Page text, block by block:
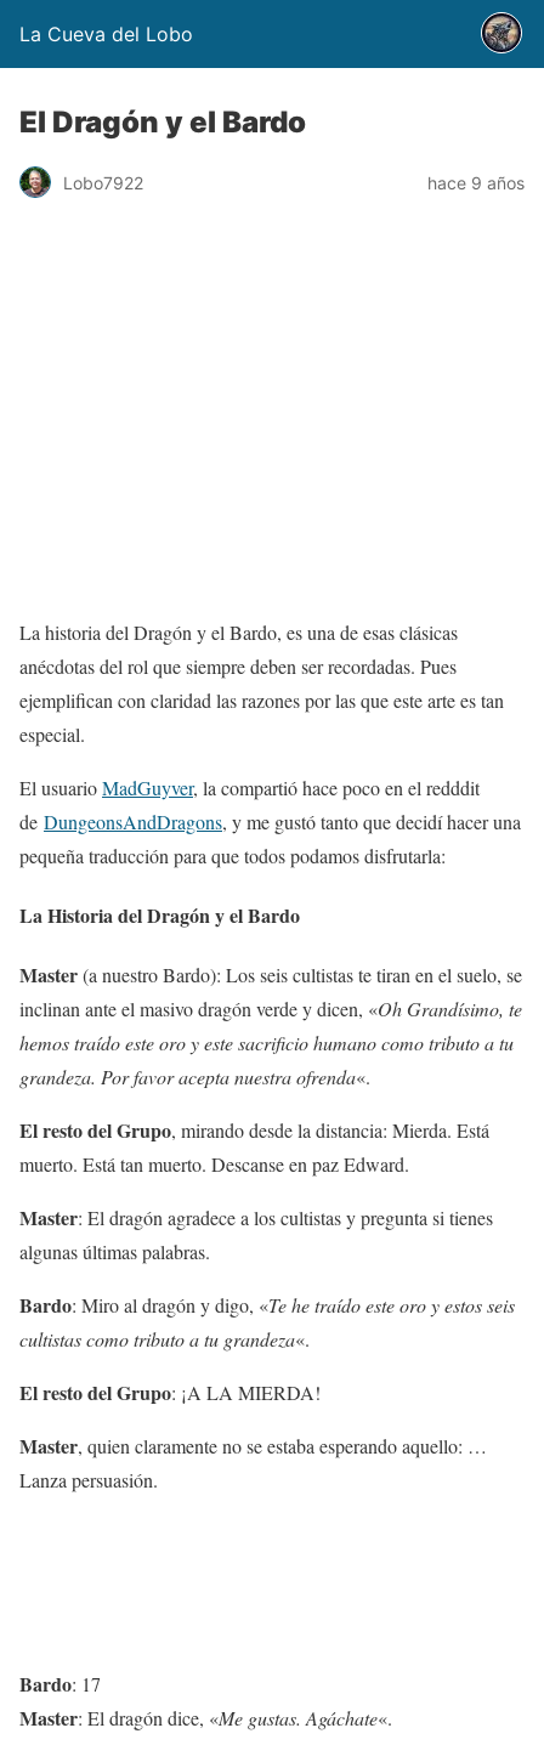
La Cueva del Lobo
El Dragón y el Bardo
Lobo7922 hace 9 años
La historia del Dragón y el Bardo, es una de esas clásicas
anécdotas del rol que siempre deben ser recordadas. Pues
ejemplifican con claridad las razones por las que este arte es tan
especial.
El usuarioMadGuyver, la compartió hace poco en el redddit
de DungeonsAndDragons, y me gustó tanto que decidí hacer una
pequeña traducción para que todos podamos disfrutarla:
La Historia del Dragón y el Bardo
Master(a nuestro Bardo): Los seis cultistas te tiran en el suelo, se
inclinan ante el masivo dragón verde y dicen, «Oh Grandísimo, te
hemos traído este oro y este sacrificio humano como tributo a tu
grandeza. Por favor acepta nuestra ofrenda«.
El resto del Grupo, mirando desde la distancia: Mierda. Está
muerto. Está tan muerto. Descanse en paz Edward.
Master: El dragón agradece a los cultistas y pregunta si tienes
algunas últimas palabras.
Bardo: Miro al dragón y digo, «Te he traído este oro y estos seis
cultistas como tributo a tu grandeza«.
El resto del Grupo: ¡A LA MIERDA!
Master, quien claramente no se estaba esperando aquello: …
Lanza persuasión.
Bardo: 17
Master: El dragón dice, «Me gustas. Agáchate«.